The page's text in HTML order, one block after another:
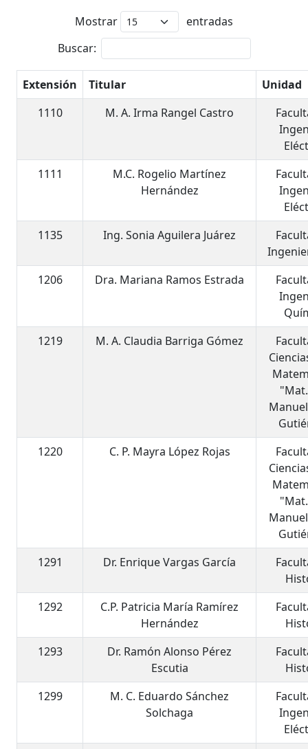
Mostrar
entradas
Buscar:
Extensión Titular
Unidad
1110
M. A. Irma Rangel Castro
1111
M.C. Rogelio Martínez
Hernández
1135
Ing. Sonia Aguilera Juárez
1206
Dra. Mariana Ramos Estrada
1219
M. A. Claudia Barriga Gómez
1220
C. P. Mayra López Rojas
1291
Dr. Enrique Vargas García
1292
C.P. Patricia María Ramírez
Hernández
1293
Dr. Ramón Alonso Pérez
Escutia
1299
M. C. Eduardo Sánchez
Solchaga